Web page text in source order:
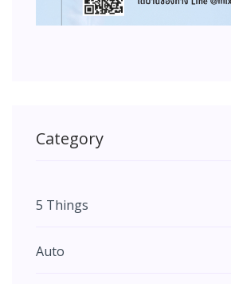
Category
5 Things
Auto